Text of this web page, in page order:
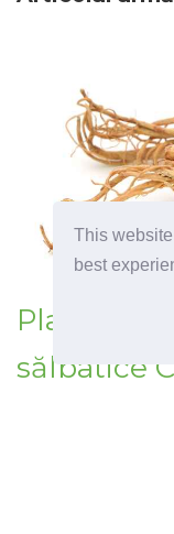
This
best
Plante de
sălbatice